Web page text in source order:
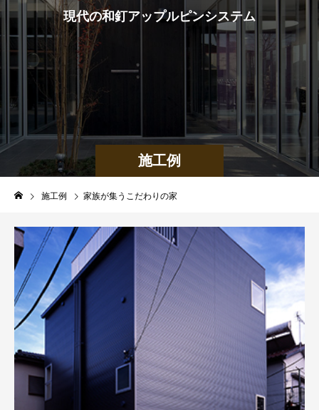
施工例
現代の和釘アップルピンシステム
施工例 家族が集うこだわりの家